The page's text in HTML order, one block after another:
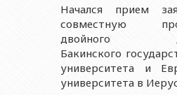
науки и образования
и образования
Министерства науки и
Начался прием
совместную
двойного
Бакинского
университета и
университета в